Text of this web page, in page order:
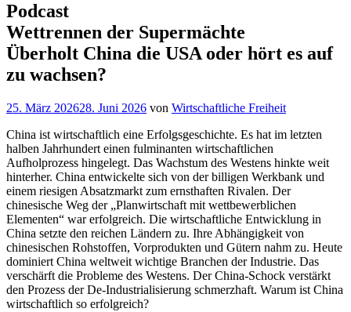
Podcast
Wettrennen der Supermächte
Überholt China die USA oder hört es auf
zu wachsen?
Veröffentlicht
25. März 202628. Juni 2026 von Wirtschaftliche Freiheit
China ist wirtschaftlich eine Erfolgsgeschichte. Es hat im letzten
halben Jahrhundert einen fulminanten wirtschaftlichen
Aufholprozess hingelegt. Das Wachstum des Westens hinkte weit
hinterher. China entwickelte sich von der billigen Werkbank und
einem riesigen Absatzmarkt zum ernsthaften Rivalen. Der
chinesische Weg der „Planwirtschaft mit wettbewerblichen
Elementen“ war erfolgreich. Die wirtschaftliche Entwicklung in
China setzte den reichen Ländern zu. Ihre Abhängigkeit von
chinesischen Rohstoffen, Vorprodukten und Gütern nahm zu. Heute
dominiert China weltweit wichtige Branchen der Industrie. Das
verschärft die Probleme des Westens. Der China-Schock verstärkt
den Prozess der De-Industrialisierung schmerzhaft. Warum ist China
wirtschaftlich so erfolgreich?